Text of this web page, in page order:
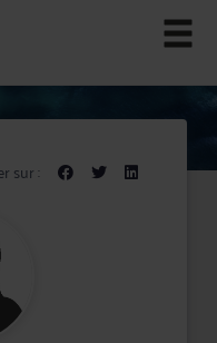
sur :